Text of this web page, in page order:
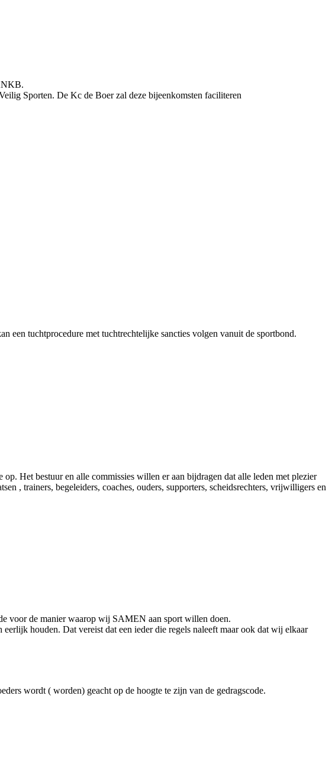
Sporten. De Kc de Boer zal deze bijeenkomsten faciliteren
een tuchtprocedure met tuchtrechtelijke sancties volgen vanuit de sportbond.
Het bestuur en alle commissies willen er aan bijdragen dat alle leden met plezier
, trainers, begeleiders, coaches, ouders, supporters, scheidsrechters, vrijwilligers en
voor de manier waarop wij SAMEN aan sport willen doen.
houden. Dat vereist dat een ieder die regels naleeft maar ook dat wij elkaar
wordt ( worden) geacht op de hoogte te zijn van de gedragscode.